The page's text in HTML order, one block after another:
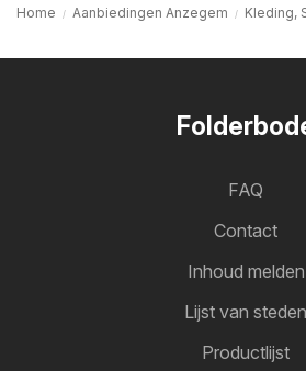
Home Aanbiedingen Anzegem Kleding,
FAQ
Contact
Inhoud melden
Lijst van steden
Productlijst